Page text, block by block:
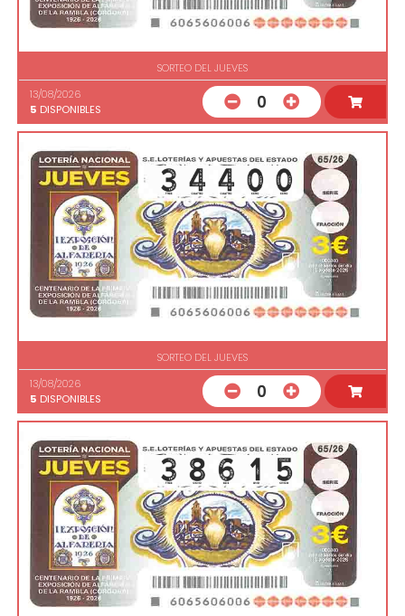
SORTEO DEL JUEVES
13/08/2026
5 DISPONIBLES 0
SORTEO DEL JUEVES
13/08/2026
5 DISPONIBLES 0